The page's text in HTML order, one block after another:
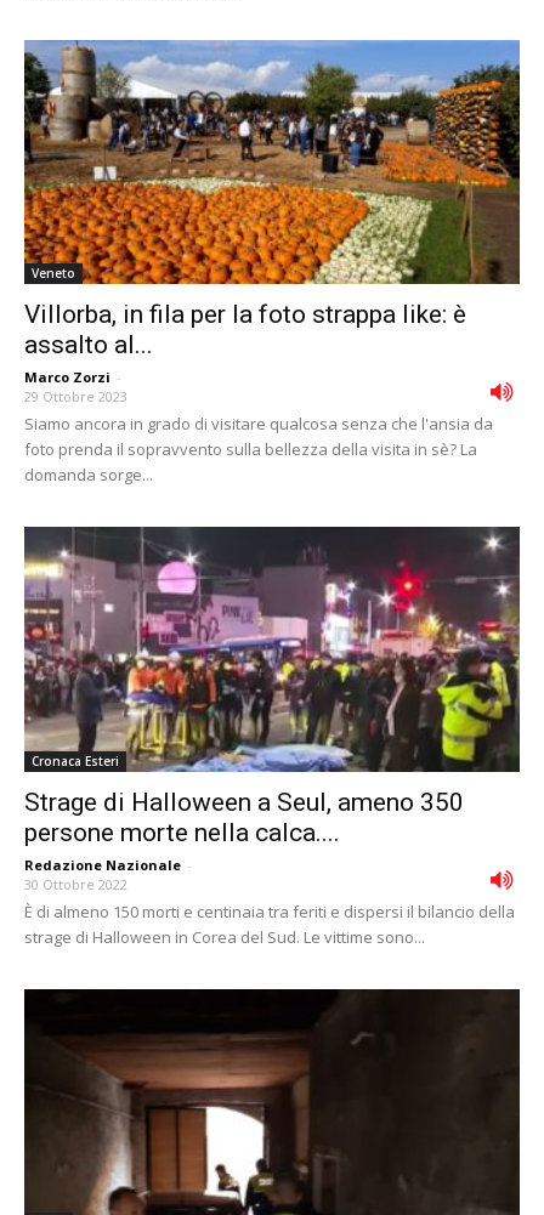
Veneto
Villorba, in fila per la foto strappa like: è
assalto al...
Marco Zorzi -
29 Ottobre 2023
Siamo ancora in grado di visitare qualcosa senza che l'ansia da
foto prenda il sopravvento sulla bellezza della visita in sè? La
domanda sorge...
Cronaca Esteri
Strage di Halloween a Seul, ameno 350
persone morte nella calca....
Redazione Nazionale -
30 Ottobre 2022
È di almeno 150 morti e centinaia tra feriti e dispersi il bilancio della
strage di Halloween in Corea del Sud. Le vittime sono...